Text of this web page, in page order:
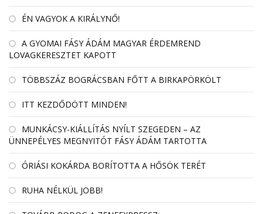
ÉN VAGYOK A KIRÁLYNŐ!
A GYOMAI FÁSY ÁDÁM MAGYAR ÉRDEMREND
LOVAGKERESZTET KAPOTT
TÖBBSZÁZ BOGRÁCSBAN FŐTT A BIRKAPÖRKÖLT
ITT KEZDŐDÖTT MINDEN!
MUNKÁCSY-KIÁLLÍTÁS NYÍLT SZEGEDEN – AZ
ÜNNEPÉLYES MEGNYITÓT FÁSY ÁDÁM TARTOTTA
ÓRIÁSI KOKÁRDA BORÍTOTTA A HŐSÖK TERÉT
RUHA NÉLKÜL JOBB!